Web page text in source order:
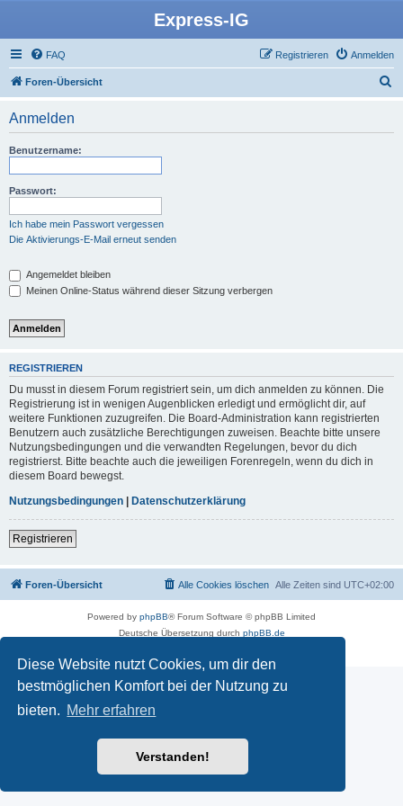
Diese Website nutzt Cookies, um dir den
bestmöglichen Komfort bei der Nutzung zu
bieten. Mehr erfahren
Verstanden!
Express-IG
FAQ Anmelden
Registrieren
Foren-Übersicht
Anmelden
Benutzername:
Passwort:
Ich habe mein Passwort vergessen
Die Aktivierungs-E-Mail erneut senden
Angemeldet bleiben
Meinen Online-Status während dieser Sitzung verbergen
REGISTRIEREN
Du musst in diesem Forum registriert sein, um dich anmelden zu können. Die
Registrierung ist in wenigen Augenblicken erledigt und ermöglicht dir, auf
weitere Funktionen zuzugreifen. Die Board-Administration kann registrierten
Benutzern auch zusätzliche Berechtigungen zuweisen. Beachte bitte unsere
Nutzungsbedingungen und die verwandten Regelungen, bevor du dich
registrierst. Bitte beachte auch die jeweiligen Forenregeln, wenn du dich in
diesem Board bewegst.
Nutzungsbedingungen | Datenschutzerklärung
Registrieren
Foren-Übersicht Alle Zeiten sind UTC+02:00
Alle Cookies löschen
Powered by phpBB® Forum Software © phpBB Limited
Deutsche Übersetzung durch phpBB.de